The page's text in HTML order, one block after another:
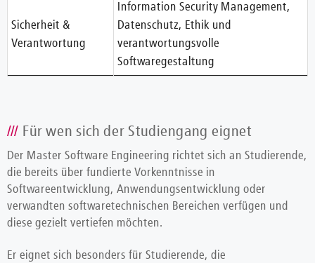
Sicherheit &
Verantwortung
Information Security Management,
Datenschutz, Ethik und
verantwortungsvolle
Softwaregestaltung
Für wen sich der Studiengang eignet
Der Master Software Engineering richtet sich an Studierende,
die bereits über fundierte Vorkenntnisse in
Softwareentwicklung, Anwendungsentwicklung oder
verwandten softwaretechnischen Bereichen verfügen und
diese gezielt vertiefen möchten.
Er eignet sich besonders für Studierende, die